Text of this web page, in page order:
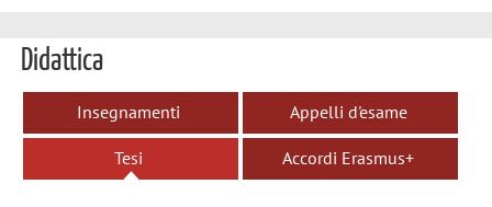
Didattica
Insegnamenti Appelli d'esame
Tesi Accordi Erasmus+